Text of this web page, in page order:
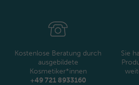
Kostenlose Beratung durch
ausgebildete
Kosmetiker*innen
+49 721 8933160
Sie